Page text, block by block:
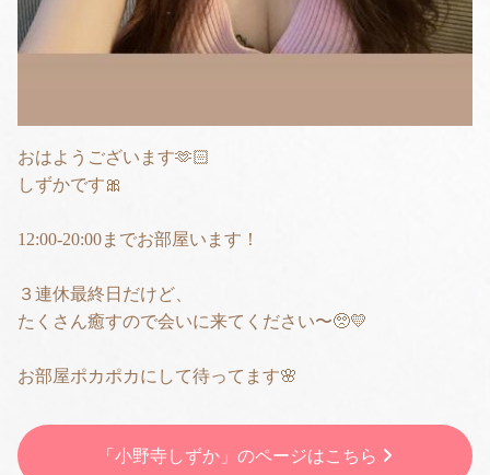
おはようございます🫶🏻
しずかです🎀
12:00-20:00までお部屋います！
３連休最終日だけど、
たくさん癒すので会いに来てください〜🥺💛
お部屋ポカポカにして待ってます🌸
「小野寺しずか」のページはこちら